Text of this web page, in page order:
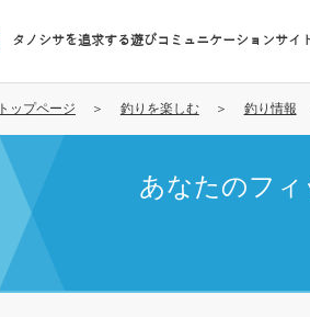
タノシサを追求する遊びコミュニケーションサイ
トップページ 釣りを楽しむ 釣り情報
あなたのフィ